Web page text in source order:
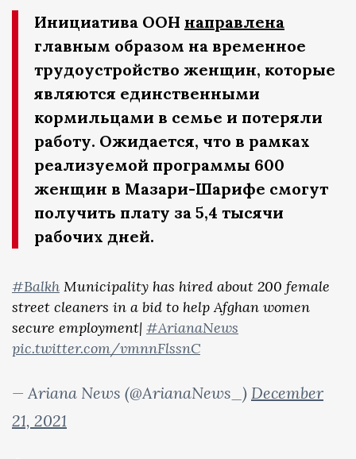
Инициатива ООН направлена
главным образом на временное
трудоустройство женщин, которые
являются единственными
кормильцами в семье и потеряли
работу. Ожидается, что в рамках
реализуемой программы 600
женщин в Мазари-Шарифе смогут
получить плату за 5,4 тысячи
рабочих дней.
#Balkh Municipality has hired about 200 female
street cleaners in a bid to help Afghan women
secure employment| #ArianaNews
pic.twitter.com/vmnnFlssnC
— Ariana News (@ArianaNews_) December
21, 2021